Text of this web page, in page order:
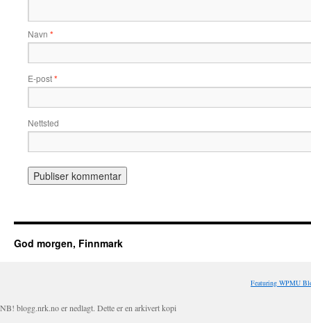
Navn *
E-post*
Nettsted
God morgen, Finnmark
Featuring WPMU
NB! blogg.nrk.no er nedlagt. Dette er en arkivert kopi